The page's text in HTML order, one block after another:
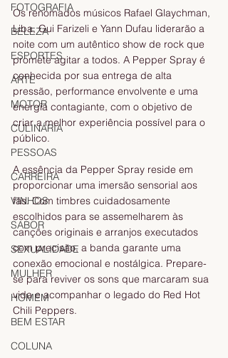
FOTOGRAFIA
BELEZA
ESPORTES
ARTE
MOTOR
CULINÁRIA
PESSOAS
CARREIRA
VINHOS
SABOR
SEXUALIDADE
MULHER
HOMEM
BEM ESTAR
COLUNA
Os renomados músicos Rafael Glaychman,
Liba, Gui Farizeli e Yann Dufau liderarão a
noite com um autêntico show de rock que
promete agitar a todos. A Pepper Spray é
conhecida por sua entrega de alta
pressão, performance envolvente e uma
energia contagiante, com o objetivo de
criar a melhor experiência possível para o
público.
A essência da Pepper Spray reside em
proporcionar uma imersão sensorial aos
fãs. Com timbres cuidadosamente
escolhidos para se assemelharem às
canções originais e arranjos executados
com precisão, a banda garante uma
conexão emocional e nostálgica. Prepare-
se para reviver os sons que marcaram sua
vida e acompanhar o legado do Red Hot
Chili Peppers.